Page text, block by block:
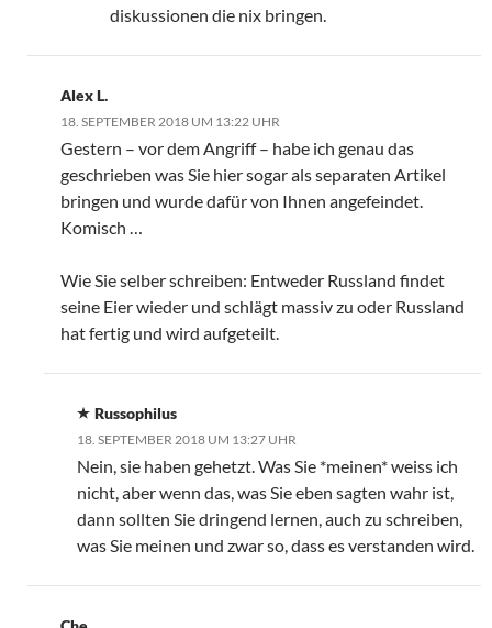
diskussionen die nix bringen.
Alex L.
18. SEPTEMBER 2018 UM 13:22 UHR
Gestern – vor dem Angriff – habe ich genau das
geschrieben was Sie hier sogar als separaten Artikel
bringen und wurde dafür von Ihnen angefeindet.
Komisch …
Wie Sie selber schreiben: Entweder Russland findet
seine Eier wieder und schlägt massiv zu oder Russland
hat fertig und wird aufgeteilt.
Russophilus
18. SEPTEMBER 2018 UM 13:27 UHR
Nein, sie haben gehetzt. Was Sie *meinen* weiss ich
nicht, aber wenn das, was Sie eben sagten wahr ist,
dann sollten Sie dringend lernen, auch zu schreiben,
was Sie meinen und zwar so, dass es verstanden wird.